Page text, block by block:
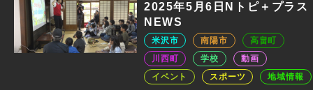
2025年5月6日Nトピ＋プラス
NEWS
米沢市 南陽市
高畠町
川西町
学校
動画
イベント
スポーツ 地域情報